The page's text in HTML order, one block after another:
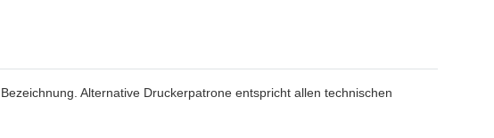
Alternative Druckerpatrone entspricht allen technischen